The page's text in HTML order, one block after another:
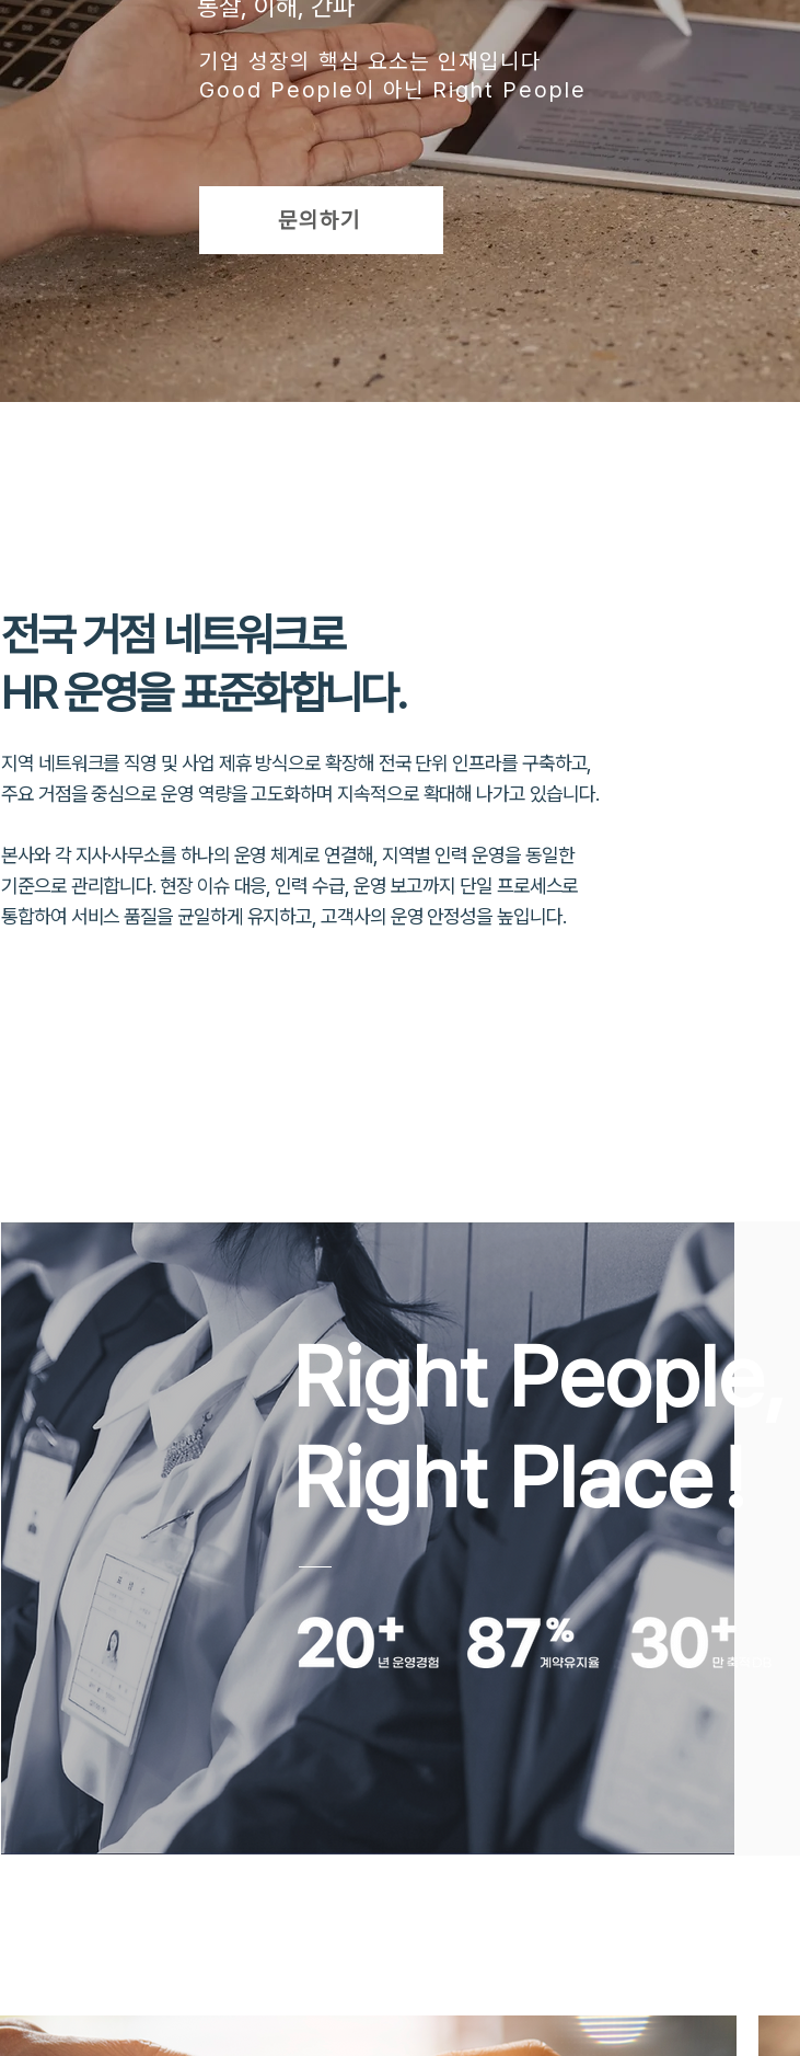
기업 성장의 핵심 요소는 인재입니다
Good People이 아닌 Right People
문의하기
통찰, 이해, 간파
전국 거점 네트워크로
HR 운영을 표준화합니다.
지역 네트워크를 직영 및 사업 제휴 방식으로 확장해 전국 단위 인프라를 구축하고,
주요 거점을 중심으로 운영 역량을 고도화하며지속적으로 확대해 나가고 있습니다.
본사와 각 지사·사무소를 하나의 운영 체계로 연결해, 지역별 인력 운영을동일한
기준으로 관리합니다. 현장 이슈 대응, 인력 수급, 운영 보고까지 단일 프로세스로
통합하여 서비스 품질을 균일하게 유지하고, 고객사의 운영 안정성을 높입니다.
Right People,
Right Place!